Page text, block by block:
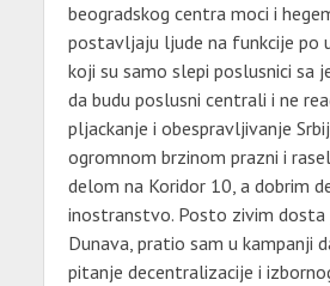
beogradskog centra moci i
postavljaju ljude na funkcije po
koji su samo slepi poslusnici sa
da budu poslusni centrali i ne
pljackanje i obespravljivanje
ogromnom brzinom prazni i
delom na Koridor 10, a dobrim
inostranstvo. Posto zivim dosta
Dunava, pratio sam u kampanji
pitanje decentralizacije i